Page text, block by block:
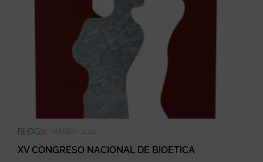
BLOG 31 · MARZO · 2021
XV CONGRESO NACIONAL DE BIOETICA